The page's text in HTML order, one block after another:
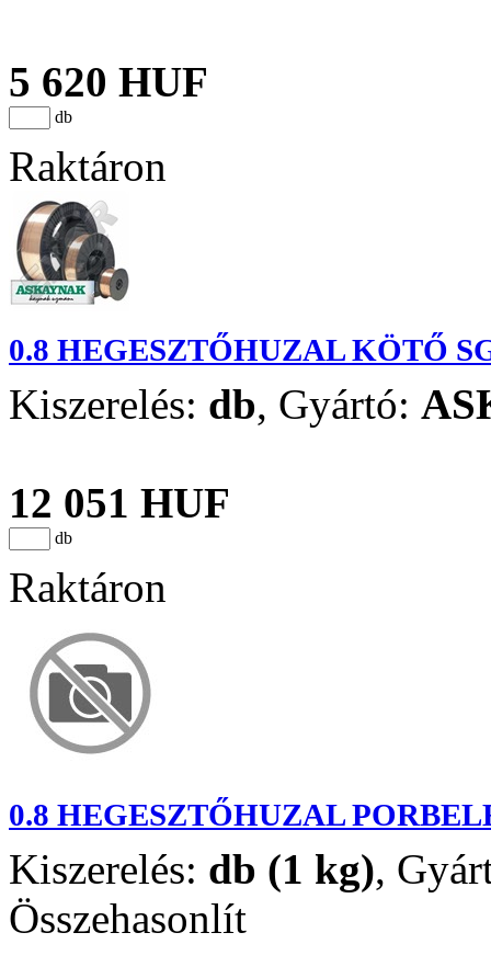
5 620 HUF
db
Raktáron
0.8 HEGESZTŐHUZAL KÖTŐ
Kiszerelés: db, Gyártó:
12 051 HUF
db
Raktáron
0.8 HEGESZTŐHUZAL
Kiszerelés: db (1 kg),
Összehasonlít